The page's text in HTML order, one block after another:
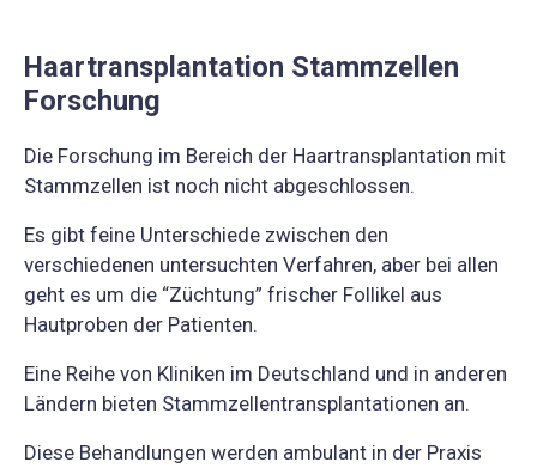
Haartransplantation Stammzellen
Forschung
Die Forschung im Bereich der Haartransplantation mit
Stammzellen ist noch nicht abgeschlossen.
Es gibt feine Unterschiede zwischen den
verschiedenen untersuchten Verfahren, aber bei allen
geht es um die “Züchtung” frischer Follikel aus
Hautproben der Patienten.
Eine Reihe von Kliniken im Deutschland und in anderen
Ländern bieten Stammzellentransplantationen an.
Diese Behandlungen werden ambulant in der Praxis